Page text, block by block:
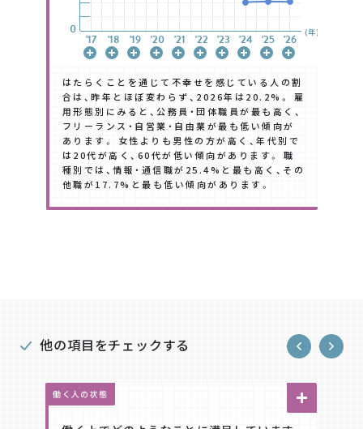
(年)
'17 '18 '19 '20 '21 '22 '23 '24 '25 '26
0
'17 '18 '19 '20 '21 '22 '23 '24 '25 '26
0
'17 '18 '19 '20 '21 '22 '23 '24 '25 '26
0
'17 '18 '19 '20 '21 '22 '23 '24 '25 '26
0
'17 '18 '19 '20 '21 '22 '23 '24 '25 '26
0
'17 '18 '19 '20 '21 '22 '23 '24 '25 '26
0
'17 '18 '19 '20 '21 '22 '23 '24 '25 '26
0
はたらくことを通じて不幸せを感じている人の割
合は、昨年とほぼ変わらず、2026年は20.2%。 雇
用形態別にみると、公務員・団体職員が最も高く、
フリーランス・自営業・自由業が最も低い傾向が
あります。 女性よりも男性の方が高く、年代別で
は20代が高く、60代が低い傾向があります。 職
種別では、情報・通信職が25.4%と最も高く、その
他職が17.7%と最も低い傾向があります。
他の項目をチェックする
働く人の状態